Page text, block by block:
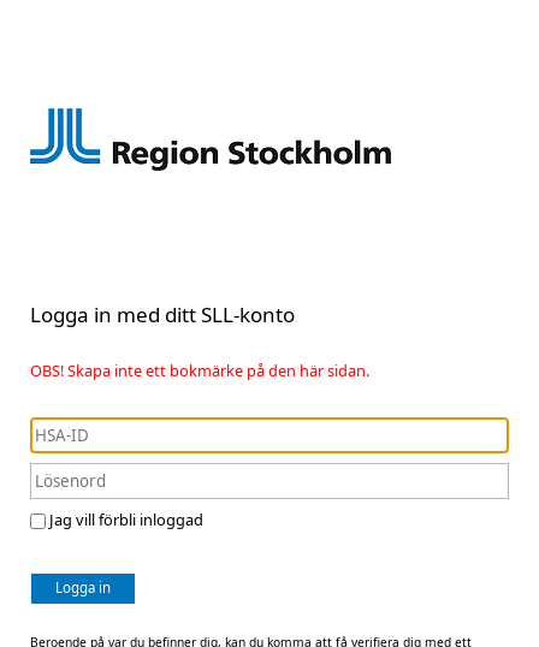
Logga in med ditt SLL-konto
OBS! Skapa inte ett bokmärke på den här sidan.
Jag vill förbli inloggad
Logga in
Beroende på var du befinner dig, kan du komma att få verifiera dig med ett